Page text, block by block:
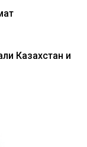
Казахстан и